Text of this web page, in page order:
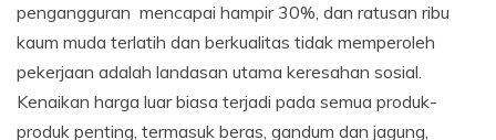
pengangguran mencapai hampir 30%, dan ratusan ribu
kaum muda terlatih dan berkualitas tidak memperoleh
pekerjaan adalah landasan utama keresahan sosial.
Kenaikan harga luar biasa terjadi pada semua produk-
produk penting, termasuk beras, gandum dan jagung,